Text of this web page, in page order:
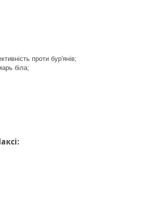
проти бур'янів;
біла;